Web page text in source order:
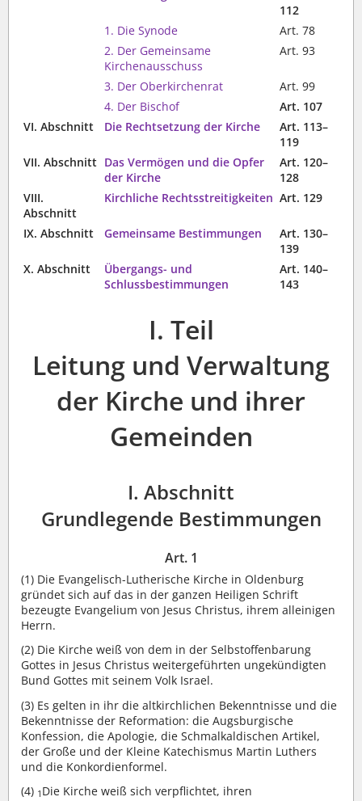
112
1. Die Synode
Art. 78
2. Der Gemeinsame
Kirchenausschuss
Art. 93
3. Der Oberkirchenrat
Art. 99
4. Der Bischof
Art. 107
VI. Abschnitt
Die Rechtsetzung der Kirche
Art. 113–
119
VII. Abschnitt Das Vermögen und die Opfer
der Kirche
Art. 120–
128
VIII.
Abschnitt
Kirchliche Rechtsstreitigkeiten Art. 129
IX. Abschnitt Gemeinsame Bestimmungen
Art. 130–
139
X. Abschnitt
Übergangs- und
Schlussbestimmungen
Art. 140–
143
I. Teil
Leitung und Verwaltung
der Kirche und ihrer
Gemeinden
I. Abschnitt
Grundlegende Bestimmungen
Art. 1
(1) Die Evangelisch-Lutherische Kirche in Oldenburg
gründet sich auf das in der ganzen Heiligen Schrift
bezeugte Evangelium von Jesus Christus, ihrem alleinigen
Herrn.
(2) Die Kirche weiß von dem in der Selbstoffenbarung
Gottes in Jesus Christus weitergeführten ungekündigten
Bund Gottes mit seinem Volk Israel.
(3) Es gelten in ihr die altkirchlichen Bekenntnisse und die
Bekenntnisse der Reformation: die Augsburgische
Konfession, die Apologie, die Schmalkaldischen Artikel,
der Große und der Kleine Katechismus Martin Luthers
und die Konkordienformel.
(4) 1 Die Kirche weiß sich verpflichtet, ihren